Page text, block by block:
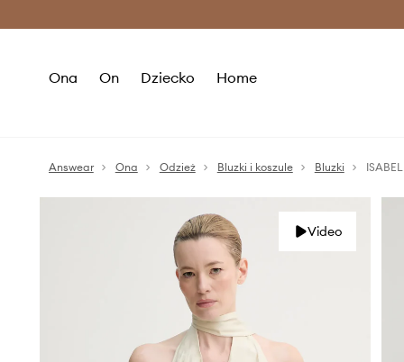
Ona On Dziecko Home
Answear Ona Odzież Bluzki i koszule Bluzki
Video